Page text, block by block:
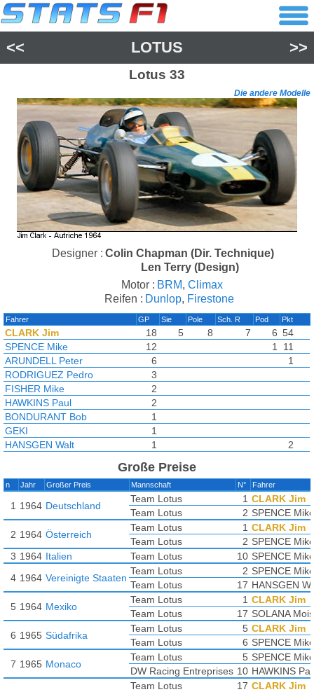
<< LOTUS >>
Lotus 33
Die andere Modelle
Designer : Colin Chapman (Dir. Technique)
Len Terry (Design)
Motor : BRM, Climax
Reifen : Dunlop, Firestone
Fahrer GP Sie Pole Sch. R Pod Pkt
CLARK Jim 18 5 8 7 6 54
SPENCE Mike
12 1
11
ARUNDELL Peter
6
1
RODRIGUEZ Pedro
3
FISHER Mike
2
HAWKINS Paul
2
BONDURANT Bob
1
GEKI
1
HANSGEN Walt
1
2
1
Große Preise
n Jahr Großer Preis Mannschaft N° Fahrer
1 1964 Deutschland
Team Lotus 1 CLARK Jim
Team Lotus
2 SPENCE Mike
2 1964 Österreich
Team Lotus 1 CLARK Jim
Team Lotus
2 SPENCE Mike
3 1964 Italien Team Lotus 10 SPENCE Mike
4 1964 Vereinigte Staaten
Team Lotus 2 SPENCE Mike
Team Lotus
17 HANSGEN
5 1964 Mexiko
Team Lotus 1 CLARK Jim
Team Lotus
17 SOLANA
6 1965 Südafrika
Team Lotus 5 CLARK Jim
Team Lotus
6 SPENCE Mike
7 1965 Monaco
Team Lotus 5 SPENCE Mike
DW Racing Entreprises 10 HAWKINS
Team Lotus 17 CLARK Jim